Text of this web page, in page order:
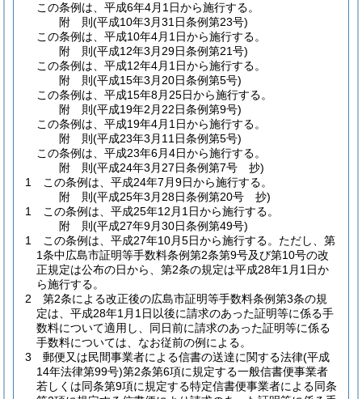
この条例は、平成6年4月1日から施行する。
附 則(平成10年3月31日条例第23号)
この条例は、平成10年4月1日から施行する。
附 則(平成12年3月29日条例第21号)
この条例は、平成12年4月1日から施行する。
附 則(平成15年3月20日条例第5号)
この条例は、平成15年8月25日から施行する。
附 則(平成19年2月22日条例第9号)
この条例は、平成19年4月1日から施行する。
附 則(平成23年3月11日条例第5号)
この条例は、平成23年6月4日から施行する。
附 則(平成24年3月27日条例第7号 抄)
1
この条例は、平成24年7月9日から施行する。
附 則(平成25年3月28日条例第20号 抄)
1
この条例は、平成25年12月1日から施行する。
附 則(平成27年9月30日条例第49号)
1
この条例は、平成27年10月5日から施行する。 ただし、第
1条中広島市証明等手数料条例第2条第9号及び第10号の改
正規定は公布の日から、第2条の規定は平成28年1月1日か
ら施行する。
2
第2条による改正後の広島市証明等手数料条例第3条の規
定は、平成28年1月1日以後に請求のあった証明等に係る手
数料について適用し、同日前に請求のあった証明等に係る
手数料については、なお従前の例による。
3
郵便又は民間事業者による信書の送達に関する法律(平成
14年法律第99号)第2条第6項に規定する一般信書便事業者
若しくは同条第9項に規定する特定信書便事業者による同条